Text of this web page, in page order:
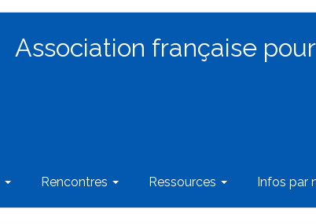
Association française
Rencontres Ressources Infos par